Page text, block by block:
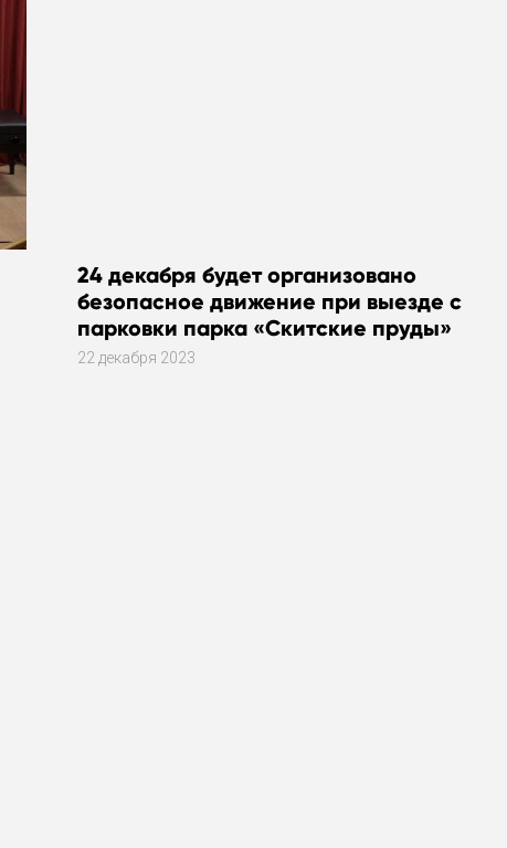
24 декабря будет организовано
безопасное движение при выезде с
парковки парка «Скитские пруды»
22 декабря 2023